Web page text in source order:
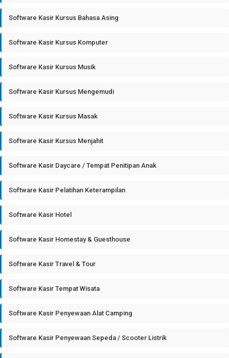
Software Kasir Kursus Bahasa Asing
Software Kasir Kursus Komputer
Software Kasir Kursus Musik
Software Kasir Kursus Mengemudi
Software Kasir Kursus Masak
Software Kasir Kursus Menjahit
Software Kasir Daycare / Tempat Penitipan Anak
Software Kasir Pelatihan Keterampilan
Software Kasir Hotel
Software Kasir Homestay & Guesthouse
Software Kasir Travel & Tour
Software Kasir Tempat Wisata
Software Kasir Penyewaan Alat Camping
Software Kasir Penyewaan Sepeda / Scooter Listrik